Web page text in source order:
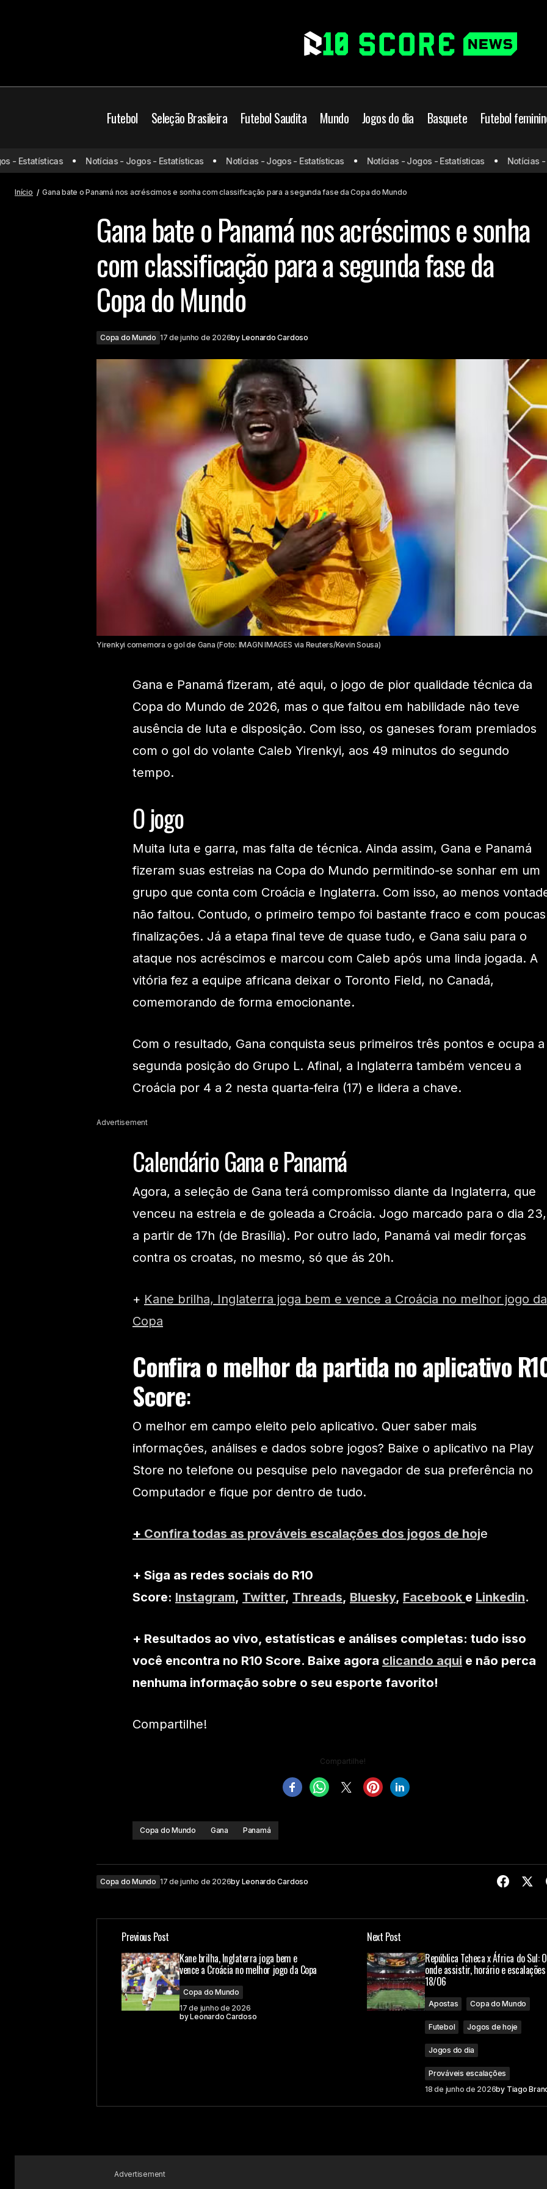
Futebol Seleção Brasileira Futebol Saudita Mundo Jogos do dia Basquete Futebol
Kane brilha, Inglaterra joga bem e
vence a Croácia no melhor jogo da
Copa
Copa do
Mundo
Gana bate o Panamá nos acréscimos e sonha com classificação
da Copa do Mundo
Estatísticas Notícias - Jogos - Estatísticas Notícias - Jogos - Estatísticas Notícias - Jogos - Estatísticas Notícias -
Início Gana bate o Panamá nos acréscimos e sonha com classificação para a segunda fase da Copa do Mundo
Gana bate o Panamá nos acréscimos e sonha
com classificação para a segunda fase da
Copa do Mundo
Copa do Mundo 17 de junho de 2026by Leonardo Cardoso
Yirenkyi comemora o gol de Gana (Foto: IMAGN IMAGES via Reuters/Kevin Sousa)
Gana e Panamá fizeram, até aqui, o jogo de pior qualidade técnica da
Copa do Mundo de 2026, mas o que faltou em habilidade não teve
ausência de luta e disposição. Com isso, os ganeses foram premiados
com o gol do volante Caleb Yirenkyi, aos 49 minutos do segundo
tempo.
O jogo
Muita luta e garra, mas falta de técnica. Ainda assim, Gana e Panamá
fizeram suas estreias na Copa do Mundo permitindo-se sonhar em um
grupo que conta com Croácia e Inglaterra. Com isso, ao menos
não faltou. Contudo, o primeiro tempo foi bastante fraco e com poucas
finalizações. Já a etapa final teve de quase tudo, e Gana saiu para o
ataque nos acréscimos e marcou com Caleb após uma linda jogada. A
vitória fez a equipe africana deixar o Toronto Field, no Canadá,
comemorando de forma emocionante.
Com o resultado, Gana conquista seus primeiros três pontos e ocupa a
segunda posição do Grupo L. Afinal, a Inglaterra também venceu a
Croácia por 4 a 2 nesta quarta-feira (17) e lidera a chave.
Advertisement
Calendário Gana e Panamá
Agora, a seleção de Gana terá compromisso diante da Inglaterra, que
venceu na estreia e de goleada a Croácia. Jogo marcado para o dia 23,
a partir de 17h (de Brasília). Por outro lado, Panamá vai medir forças
contra os croatas, no mesmo, só que ás 20h.
+ Kane brilha, Inglaterra joga bem e vence a Croácia no melhor jogo da
Copa
Confira o melhor da partida no aplicativo
Score:
O melhor em campo eleito pelo aplicativo. Quer saber mais
informações, análises e dados sobre jogos? Baixe o aplicativo na Play
Store no telefone ou pesquise pelo navegador de sua preferência no
Computador e fique por dentro de tudo.
+ Confira todas as prováveis escalações dos jogos de hoje
+ Siga as redes sociais do R10
Score: Instagram, Twitter, Threads, Bluesky, Facebook e Linkedin.
+ Resultados ao vivo, estatísticas e análises completas: tudo isso
você encontra no R10 Score. Baixe agora clicando aqui e não perca
nenhuma informação sobre o seu esporte favorito!
Compartilhe!
Compartilhe!
Copa do Mundo Gana Panamá
Copa do Mundo 17 de junho de 2026by Leonardo Cardoso
Previous Post
Kane brilha, Inglaterra joga bem e
vence a Croácia no melhor jogo da Copa
Copa do Mundo
17 de junho de 2026
byLeonardo Cardoso
Next Post
República Tcheca x África do Sul:
onde assistir, horário e
18/06
Apostas Copa do Mundo
Futebol Jogos de hoje
Jogos do dia
Prováveis escalações
18 de junho de 2026by Tiago
Advertisement